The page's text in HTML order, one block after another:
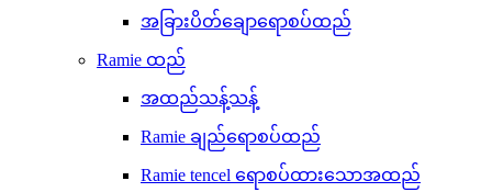
အခြားပိတ်ချောရောစပ်ထည်
Ramie ထည်
အထည်သန့်သန့်
Ramie ချည်ရောစပ်ထည်
Ramie tencel ရောစပ်ထားသောအထည်